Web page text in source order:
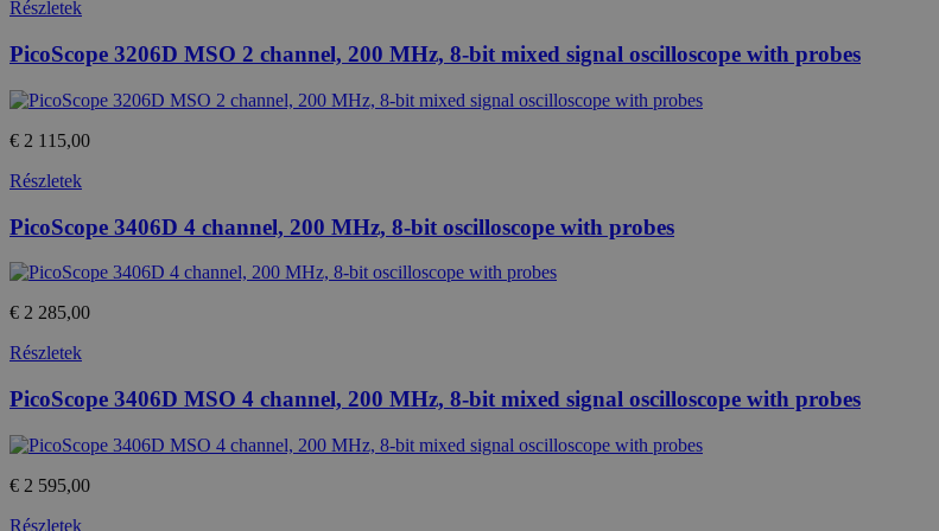
Részletek
PicoScope 3206D MSO 2 channel, 200 MHz, 8-bit mixed signal oscilloscope with probes
€ 2 115,00
Részletek
PicoScope 3406D 4 channel, 200 MHz, 8-bit oscilloscope with probes
€ 2 285,00
Részletek
PicoScope 3406D MSO 4 channel, 200 MHz, 8-bit mixed signal oscilloscope with probes
€ 2 595,00
Részletek